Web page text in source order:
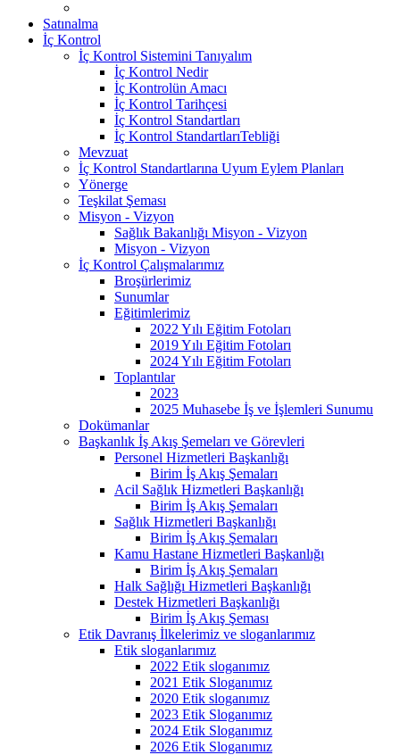
Satınalma
İç Kontrol
İç Kontrol Sistemini Tanıyalım
İç Kontrol Nedir
İç Kontrolün Amacı
İç Kontrol Tarihçesi
İç Kontrol Standartları
İç Kontrol StandartlarıTebliği
Mevzuat
İç Kontrol Standartlarına Uyum Eylem Planları
Yönerge
Teşkilat Şeması
Misyon - Vizyon
Sağlık Bakanlığı Misyon - Vizyon
Misyon - Vizyon
İç Kontrol Çalışmalarımız
Broşürlerimiz
Sunumlar
Eğitimlerimiz
2022 Yılı Eğitim Fotoları
2019 Yılı Eğitim Fotoları
2024 Yılı Eğitim Fotoları
Toplantılar
2023
2025 Muhasebe İş ve İşlemleri Sunumu
Dokümanlar
Başkanlık İş Akış Şemeları ve Görevleri
Personel Hizmetleri Başkanlığı
Birim İş Akış Şemaları
Acil Sağlık Hizmetleri Başkanlığı
Birim İş Akış Şemaları
Sağlık Hizmetleri Başkanlığı
Birim İş Akış Şemaları
Kamu Hastane Hizmetleri Başkanlığı
Birim İş Akış Şemaları
Halk Sağlığı Hizmetleri Başkanlığı
Destek Hizmetleri Başkanlığı
Birim İş Akış Şeması
Etik Davranış İlkelerimiz ve sloganlarımız
Etik sloganlarımız
2022 Etik sloganımız
2021 Etik Sloganımız
2020 Etik sloganımız
2023 Etik Sloganımız
2024 Etik Sloganımız
2026 Etik Sloganımız